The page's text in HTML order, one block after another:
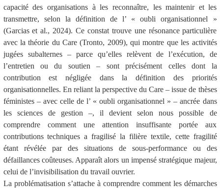
capacité des organisations à les reconnaître, les maintenir et les
transmettre, selon la définition de l’ « oubli organisationnel »
(Garcias et al., 2024). Ce constat trouve une résonance particulière
avec la théorie du Care (Tronto, 2009), qui montre que les activités
jugées subalternes – parce qu’elles relèvent de l’exécution, de
l’entretien ou du soutien – sont précisément celles dont la
contribution est négligée dans la définition des priorités
organisationnelles. En reliant la perspective du Care – issue de thèses
féministes – avec celle de l’ « oubli organisationnel » – ancrée dans
les sciences de gestion –, il devient selon nous possible de
comprendre comment une attention insuffisante portée aux
contributions techniques a fragilisé la filière textile, cette fragilité
étant révélée par des situations de sous-performance ou des
défaillances coûteuses. Apparaît alors un impensé stratégique majeur,
celui de l’invisibilisation du travail ouvrier.
La problématisation s’attache à comprendre comment les démarches